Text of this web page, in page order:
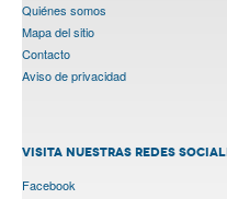
Quiénes somos
Mapa del sitio
Contacto
Aviso de privacidad
VISITA NUESTRAS REDES
Facebook